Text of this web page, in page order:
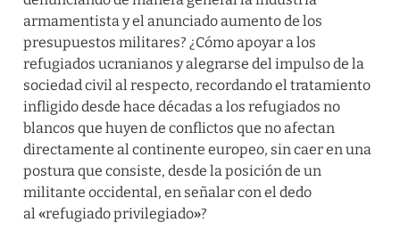
armamentista y el anunciado aumento de los
presupuestos militares? ¿Cómo apoyar a los
refugiados ucranianos y alegrarse del impulso de la
sociedad civil al respecto, recordando el tratamiento
infligido desde hace décadas a los refugiados no
blancos que huyen de conflictos que no afectan
directamente al continente europeo, sin caer en una
postura que consiste, desde la posición de un
militante occidental, en señalar con el dedo
al «refugiado privilegiado»?